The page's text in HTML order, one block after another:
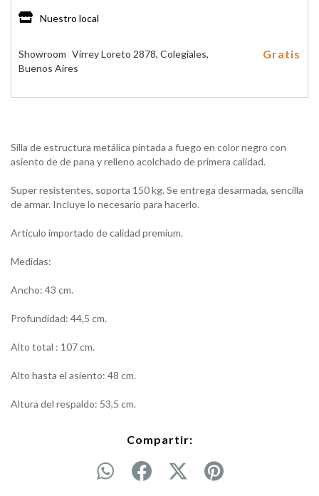
Nuestro local
Showroom Virrey Loreto 2878, Colegiales,
Buenos Aires
Gratis
Silla de estructura metálica pintada a fuego en color negro con
asiento de de pana y relleno acolchado de primera calidad.
Super resistentes, soporta 150 kg. Se entrega desarmada, sencilla
de armar. Incluye lo necesario para hacerlo.
Articulo importado de calidad premium.
Medidas:
Ancho: 43 cm.
Profundidad: 44,5 cm.
Alto total : 107 cm.
Alto hasta el asiento: 48 cm.
Altura del respaldo: 53,5 cm.
Compartir: